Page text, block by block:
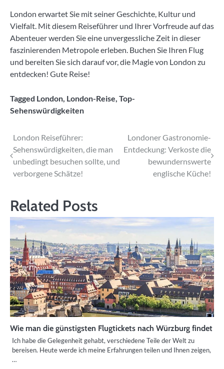
London erwartet Sie mit seiner Geschichte, Kultur und
Vielfalt. Mit diesem Reiseführer und Ihrer Vorfreude auf das
Abenteuer werden Sie eine unvergessliche Zeit in dieser
faszinierenden Metropole erleben. Buchen Sie Ihren Flug
und bereiten Sie sich darauf vor, die Magie von London zu
entdecken! Gute Reise!
Tagged London London-Reise Top-
Sehenswürdigkeiten
Beitragsnavigation
London Reiseführer:
Sehenswürdigkeiten, die man
unbedingt besuchen sollte, und
verborgene Schätze!
Londoner Gastronomie-
Entdeckung: Verkoste die
bewundernswerte
englische Küche!
Related Posts
Wie man die günstigsten Flugtickets nach Würzburg findet
Ich habe die Gelegenheit gehabt, verschiedene Teile der Welt zu
bereisen. Heute werde ich meine Erfahrungen teilen und Ihnen zeigen,
…